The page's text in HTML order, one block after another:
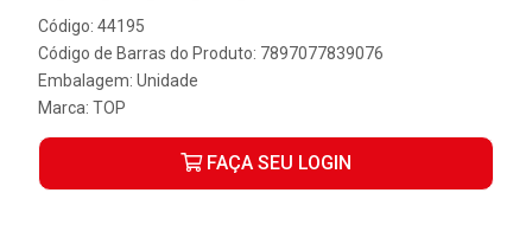
Código: 44195
Código de Barras do Produto: 7897077839076
Embalagem: Unidade
Marca: TOP
FAÇA SEU LOGIN